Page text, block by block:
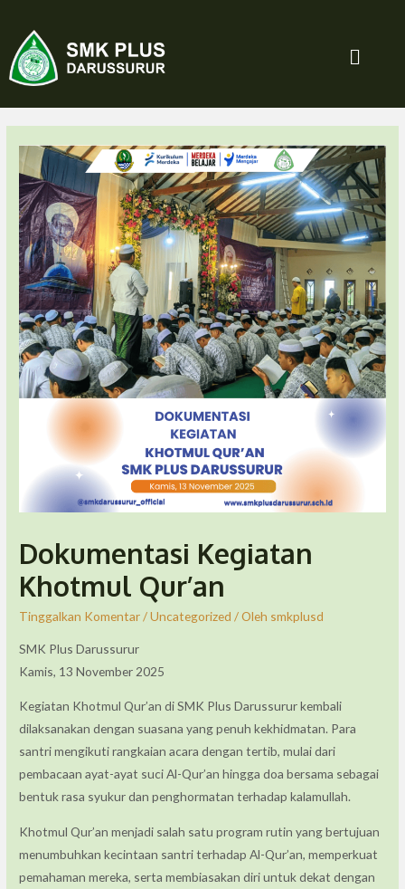
Dokumentasi Kegiatan
Khotmul Qur’an
Tinggalkan Komentar/Uncategorized / Oleh smkplusd
SMK Plus Darussurur
Kamis, 13 November 2025
Kegiatan Khotmul Qur’an di SMK Plus Darussurur kembali
dilaksanakan dengan suasana yang penuh kekhidmatan. Para
santri mengikuti rangkaian acara dengan tertib, mulai dari
pembacaan ayat-ayat suci Al-Qur’an hingga doa bersama sebagai
bentuk rasa syukur dan penghormatan terhadap kalamullah.
Khotmul Qur’an menjadi salah satu program rutin yang bertujuan
menumbuhkan kecintaan santri terhadap Al-Qur’an, memperkuat
pemahaman mereka, serta membiasakan diri untuk dekat dengan